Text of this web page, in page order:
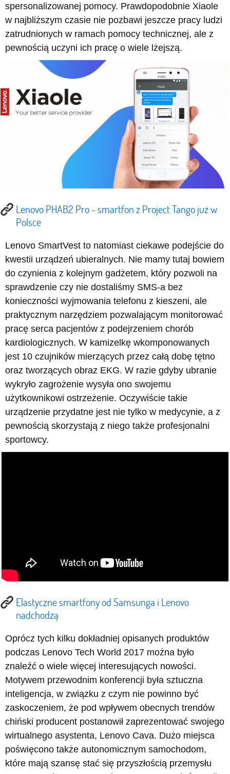
spersonalizowanej pomocy. Prawdopodobnie Xiaole
w najbliższym czasie nie pozbawi jeszcze pracy ludzi
zatrudnionych w ramach pomocy technicznej, ale z
pewnością uczyni ich pracę o wiele lżejszą.
Lenovo PHAB2 Pro - smartfon z Project Tango już w
Polsce
Lenovo SmartVest to natomiast ciekawe podejście do
kwestii urządzeń ubieralnych. Nie mamy tutaj bowiem
do czynienia z kolejnym gadżetem, który pozwoli na
sprawdzenie czy nie dostaliśmy SMS-a bez
konieczności wyjmowania telefonu z kieszeni, ale
praktycznym narzędziem pozwalającym monitorować
pracę serca pacjentów z podejrzeniem chorób
kardiologicznych. W kamizelkę wkomponowanych
jest 10 czujników mierzących przez całą dobę tętno
oraz tworzących obraz EKG. W razie gdyby ubranie
wykryło zagrożenie wysyła ono swojemu
użytkownikowi ostrzeżenie. Oczywiście takie
urządzenie przydatne jest nie tylko w medycynie, a z
pewnością skorzystają z niego także profesjonalni
sportowcy.
Elastyczne smartfony od Samsunga i Lenovo
nadchodzą
Oprócz tych kilku dokładniej opisanych produktów
podczas Lenovo Tech World 2017 można było
znaleźć o wiele więcej interesujących nowości.
Motywem przewodnim konferencji była sztuczna
inteligencja, w związku z czym nie powinno być
zaskoczeniem, że pod wpływem obecnych trendów
chiński producent postanowił zaprezentować swojego
wirtualnego asystenta, Lenovo Cava. Dużo miejsca
poświęcono także autonomicznym samochodom,
które mają szansę stać się przyszłością przemysłu